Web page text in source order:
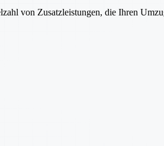
von Zusatzleistungen, die Ihren